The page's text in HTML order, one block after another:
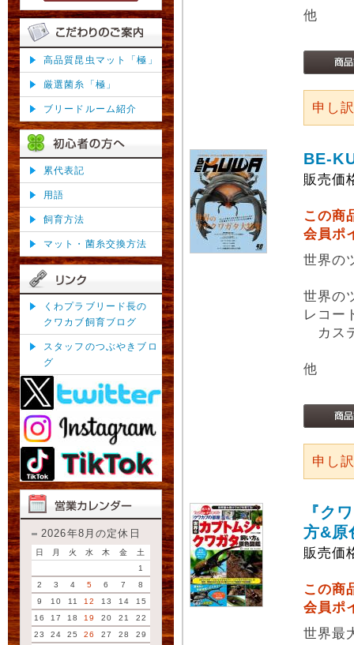
高品質昆虫マット「極」
厳選菌糸「極」
ブリードルーム紹介
累代表記
用語
飼育方法
マット・菌糸交換方法
くわプラブリード長の
クワカブ飼育ブログ
スタッフのつぶやきブロ
グ
2026年8月の定休日
日 月 火 水 木 金
土
1
2
3 4 5 6 7
8
9
10 11 12 13 14
15
16
17 18 19 20 21
22
23
24 25 26 27 28
29
他
申し
BE-
販売価
この商
会員ポ
世界の
世界の
レコー
カス
他
申し
『ク
方&原
販売価
この商
会員ポ
世界最